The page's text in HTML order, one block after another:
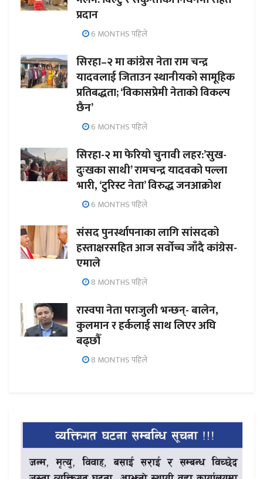
प्रदान
6 MONTHS पहिले
सिरहा–२ मा कांग्रेस नेता राम चन्द्र
यादवलाई जिताउन स्थानीयको सामूहिक
प्रतिबद्धता; ‘विकासप्रेमी नेताको विकल्प
छैन’
6 MONTHS पहिले
सिरहा-२ मा फेरियो चुनावी लहर:’सुख-
दुःखका साथी’ रामचन्द्र यादवको पल्ला
भारी, ‘टुरिस्ट नेता’ विरुद्ध जनआक्रोश
6 MONTHS पहिले
संसद पुनर्स्थापनाका लागि सांसदको
हस्ताक्षरसहित आज सर्वोच्च जाँदै कांग्रेस-
एमाले
8 MONTHS पहिले
रास्वपा नेता पराजुली भन्छन्- बालेन,
कुलमान र हर्कलाई साथ लिएर अघि
बढ्छौँ
8 MONTHS पहिले